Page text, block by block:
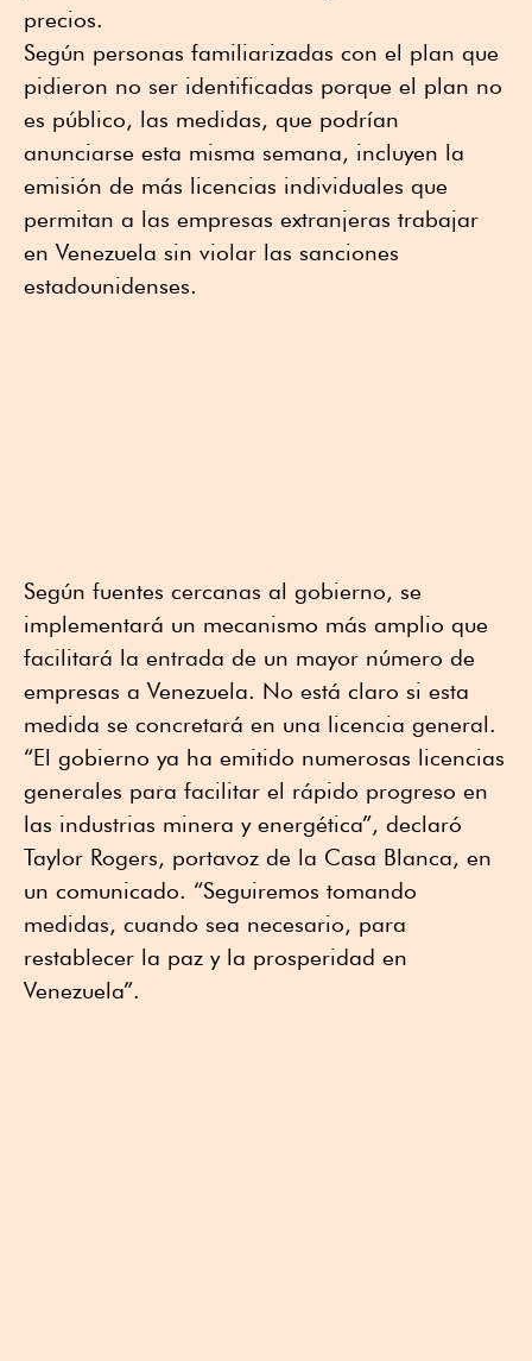
precios.
Según personas familiarizadas con el plan que
pidieron no ser identificadas porque el plan no
es público, las medidas, que podrían
anunciarse esta misma semana, incluyen la
emisión de más licencias individuales que
permitan a las empresas extranjeras trabajar
en Venezuela sin violar las sanciones
estadounidenses.
Según fuentes cercanas al gobierno, se
implementará un mecanismo más amplio que
facilitará la entrada de un mayor número de
empresas a Venezuela. No está claro si esta
medida se concretará en una licencia general.
“El gobierno ya ha emitido numerosas licencias
generales para facilitar el rápido progreso en
las industrias minera y energética”, declaró
Taylor Rogers, portavoz de la Casa Blanca, en
un comunicado. “Seguiremos tomando
medidas, cuando sea necesario, para
restablecer la paz y la prosperidad en
Venezuela”.